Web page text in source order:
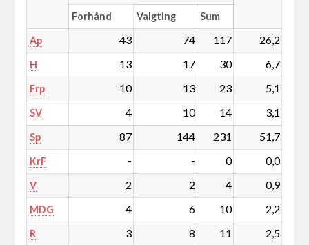
Forhånd Valgting Sum
Ap 43 74 117 26,2
H 13 17 30 6,7
Frp 10 13 23 5,1
SV 4 10 14 3,1
Sp 87 144 231 51,7
KrF - - 0 0,0
V 2 2 4 0,9
MDG 4 6 10 2,2
R 3 8 11 2,5